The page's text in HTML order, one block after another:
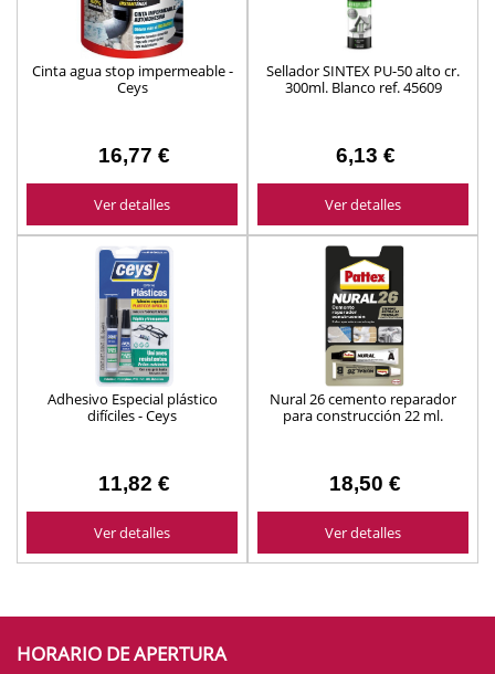
Cinta agua stop impermeable -
Ceys
16,77 €
Ver detalles
Sellador SINTEX PU-50 alto cr.
300ml. Blanco ref. 45609
6,13 €
Ver detalles
Adhesivo Especial plástico
difíciles - Ceys
11,82 €
Ver detalles
Nural 26 cemento reparador
para construcción 22 ml.
18,50 €
Ver detalles
HORARIO DE APERTURA